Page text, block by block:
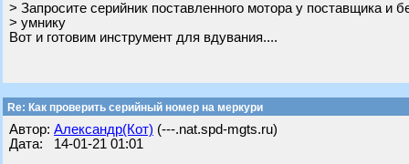
> Запросите серийник поставленного мотора у поставщика и
> умнику
Вот и готовим инструмент для вдувания....
Re: Как проверить серийный номер на меркури
Автор: Александр(Кот) (---.nat.spd-mgts.ru)
Дата: 14-01-21 01:01